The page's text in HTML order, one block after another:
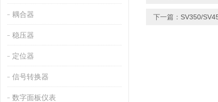
耦合器
稳压器
定位器
信号转换器
数字面板仪表
下一篇： SV350/